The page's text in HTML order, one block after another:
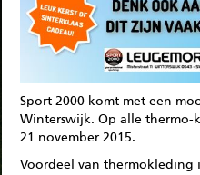
Sport 2000 komt met een
Winterswijk. Op alle
21 november 2015.
Voordeel van thermokleding